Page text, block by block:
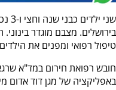
בירושלים. מצבם מוגדר
טיפול רפואי ומפנים את
חובש רפואת חירום במד"א
באפליקציה של מגן דוד אדום